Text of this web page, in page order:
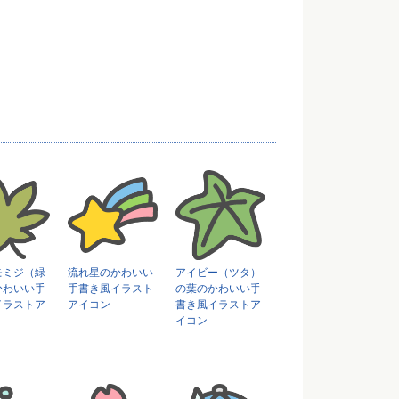
ミジ（緑
わいい手
ストア
流れ星のかわいい
手書き風イラスト
アイコン
アイビー（ツタ）
の葉のかわいい手
書き風イラストア
イコン